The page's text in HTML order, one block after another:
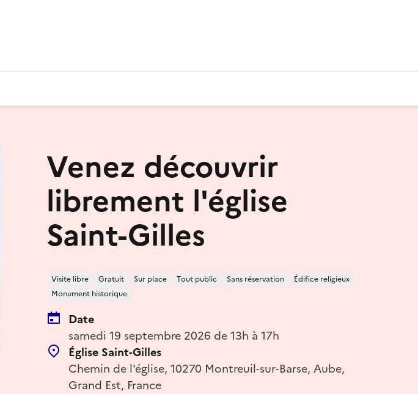
Venez découvrir
librement l'église
Saint-Gilles
Visite libre Gratuit Sur place Tout public Sans réservation
Édifice religieux
Monument historique
Date
samedi 19 septembre 2026 de 13h à 17h
Église Saint-Gilles
Chemin de l'église, 10270 Montreuil-sur-Barse, Aube,
Grand Est, France